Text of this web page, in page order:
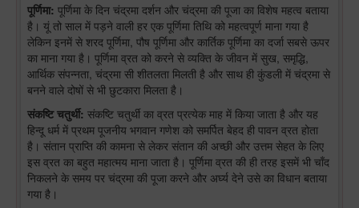
पूर्णिमा: पूर्णिमा के दिन चंद्रमा दर्शन और चंद्रमा की पूजा का विशेष महत्व बताया
है। यूं तो साल में पड़ने वाली हर एक पूर्णिमा तिथि को महत्वपूर्ण माना गया है
लेकिन इनमें से शरद पूर्णिमा, पौष पूर्णिमा और कार्तिक पूर्णिमा का दर्जा सबसे ऊपर
का माना गया है। पूर्णिमा व्रत को करने से व्यक्ति के जीवन में सुख, समृद्धि,
आर्थिक संपन्नता, चंद्रमा सी शीतलता मिलती है और साथ ही कुंडली में चंद्रमा से
बनने वाले दोषों से भी छुटकारा मिलता है।
संकष्टि चतुर्थी: संकष्टि चतुर्थी का व्रत प्रत्येक माह में किया जाता है और यह
हिन्दू धर्म में प्रथम पूजनीय भगवान गणेश को समर्पित बेहद ही पावन व्रत होता
है। संतान प्राप्ति की कामना से लेकर संतान की अच्छी और उत्तम सेहत के लिए
इस व्रत का बहुत महात्मय माना जाता है। पूर्णिमा व्रत की ही तरह इसमें भी चाँद
निकलने के समय पर चंद्रमा की पूजा करने और अर्घ्य देने उसे का विधान बताया
गया है।